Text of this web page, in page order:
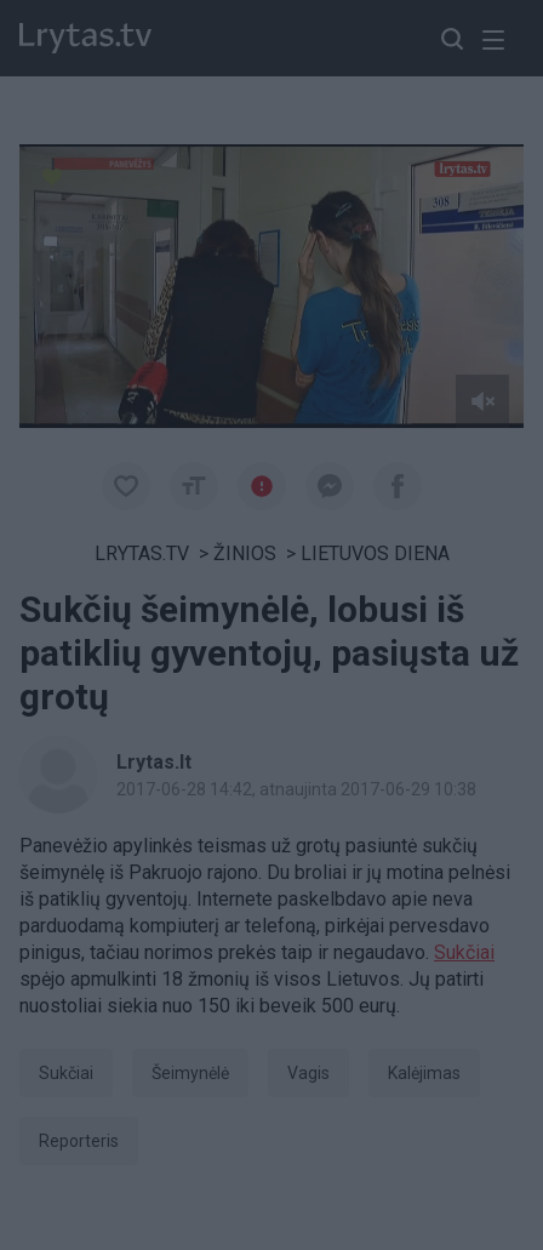
LRYTAS.TV > ŽINIOS > LIETUVOS DIENA
Sukčių šeimynėlė, lobusi iš
patiklių gyventojų, pasiųsta už
grotų
Lrytas.lt
2017-06-28 14:42, atnaujinta 2017-06-29 10:38
Panevėžio apylinkės teismas už grotų pasiuntė sukčių
šeimynėlę iš Pakruojo rajono. Du broliai ir jų motina pelnėsi
iš patiklių gyventojų. Internete paskelbdavo apie neva
parduodamą kompiuterį ar telefoną, pirkėjai pervesdavo
pinigus, tačiau norimos prekės taip ir negaudavo. Sukčiai
spėjo apmulkinti 18 žmonių iš visos Lietuvos. Jų patirti
nuostoliai siekia nuo 150 iki beveik 500 eurų.
sukčiai šeimynėlė vagis kalėjimas
Reporteris